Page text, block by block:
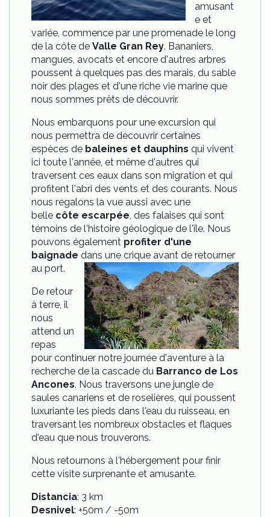
amusant
e et
variée, commence par une promenade le long
de la côte de Valle Gran Rey. Bananiers,
mangues, avocats et encore d'autres arbres
poussent à quelques pas des marais, du sable
noir des plages et d'une riche vie marine que
nous sommes prêts de découvrir.
Nous embarquons pour une excursion qui
nous permettra de découvrir certaines
espèces de baleines et dauphins qui vivent
ici toute l'année, et même d'autres qui
traversent ces eaux dans son migration et qui
profitent l'abri des vents et des courants. Nous
nous regalons la vue aussi avec une
belle côte escarpée, des falaises qui sont
témoins de l'histoire géologique de l'île. Nous
pouvons également profiter d'une
baignade dans une crique avant de retourner
au port.
De retour
à terre, il
nous
attend un
repas
pour continuer notre journée d'aventure à la
recherche de la cascade du Barranco de Los
Ancones. Nous traversons une jungle de
saules canariens et de roselières, qui poussent
luxuriante les pieds dans l'eau du ruisseau, en
traversant les nombreux obstacles et flaques
d'eau que nous trouverons.
Nous retournons à l'hébergement pour finir
cette visite surprenante et amusante.
Distancia: 3 km
Desnivel: +50m / -50m